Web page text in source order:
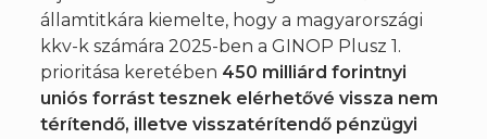
államtitkára kiemelte, hogy a magyarországi
kkv-k számára 2025-ben a GINOP Plusz 1.
prioritása keretében 450 milliárd forintnyi
uniós forrást tesznek elérhetővé vissza nem
térítendő, illetve visszatérítendő pénzügyi